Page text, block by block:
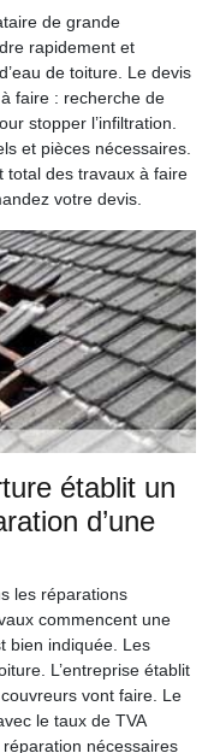
de grande
rapidement et
de toiture. Le devis
faire : recherche de
stopper l’infiltration.
et pièces nécessaires.
total des travaux à faire
votre devis.
établit un
d’une
les réparations
commencent une
bien indiquée. Les
L’entreprise établit
vont faire. Le
le taux de TVA
nécessaires